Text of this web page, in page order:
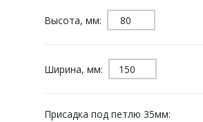
Высота, мм:
Ширина, мм:
Присадка под петлю 35мм: